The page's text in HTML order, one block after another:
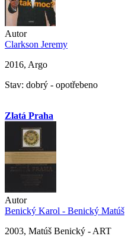
Autor
Clarkson Jeremy
2016, Argo
Stav: dobrý - opotřebeno
Zlatá Praha
Autor
Benický Karol - Benický Matúš
2003, Matúš Benický - ART